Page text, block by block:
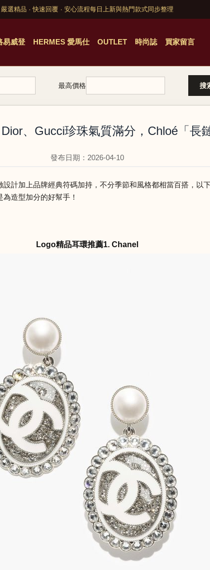
嚴選精品 · 快速回覆 · 安心流程每日上新與熱門款式同步整理
易威登 HERMES 愛馬仕 OUTLET 時尚誌 買家留言
最高價格
、Gucci珍珠氣質滿分，Chloé「長
發布日期：2026-04-10
計加上品牌經典符碼加持，不分季節和風格都相當百搭，以
造型加分的好幫手！
Logo精品耳環推薦1. Chanel